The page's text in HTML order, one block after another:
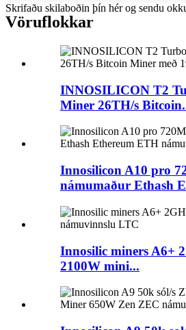
Skrifaðu skilaboðin þín hér og sendu
Vöruflokkar
INNOSILICON T2
Miner 26TH/s
Innosilicon A10 pro
námumaður Ethash
Innosilic miners A6+
2100W mini...